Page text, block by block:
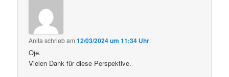
Anita schriebam12/03/2024 um 11:34 Uhr:
Oje.
Vielen Dank für diese Perspektive.